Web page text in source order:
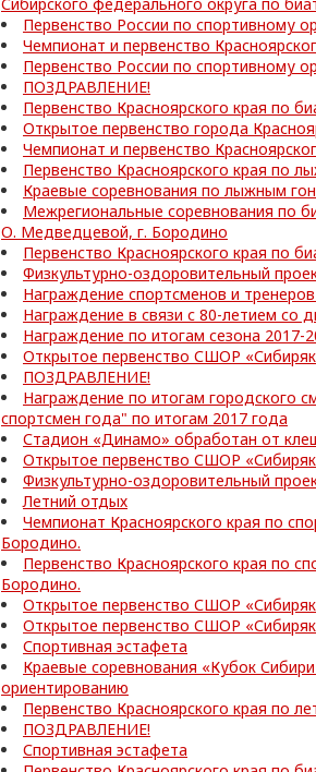
Первенство России по спортивному
Чемпионат и первенство
Первенство России по спортивному
ПОЗДРАВЛЕНИЕ!
Первенство Красноярского края по
Открытое первенство города
Чемпионат и первенство
Первенство Красноярского края по
Краевые соревнования по лыжным
Межрегиональные соревнования по
О. Медведцевой, г. Бородино
Первенство Красноярского края по
Физкультурно-оздоровительный
Награждение спортсменов и
Награждение в связи с 80-летием со
Награждение по итогам сезона 2017-
Открытое первенство СШОР
ПОЗДРАВЛЕНИЕ!
Награждение по итогам городского
спортсмен года" по итогам 2017 года
Стадион «Динамо» обработан от
Открытое первенство СШОР
Физкультурно-оздоровительный
Летний отдых
Чемпионат Красноярского края по
Бородино.
Первенство Красноярского края по
Бородино.
Открытое первенство СШОР
Открытое первенство СШОР
Спортивная эстафета
Краевые соревнования «Кубок
ориентированию
Первенство Красноярского края по
ПОЗДРАВЛЕНИЕ!
Спортивная эстафета